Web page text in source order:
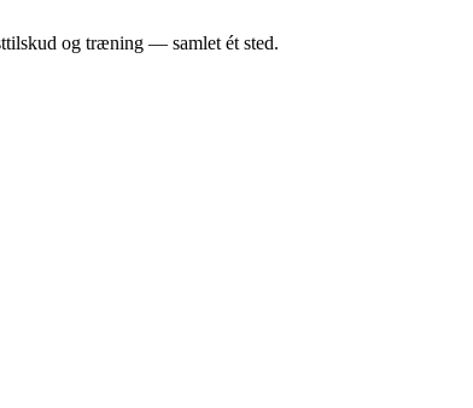
og træning — samlet ét sted.